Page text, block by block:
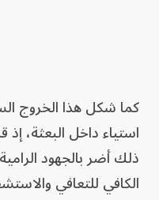
كما شكل هذا الخروج
استياء داخل البعثة،
ذلك أضر بالجهود
الكافي للتعافي